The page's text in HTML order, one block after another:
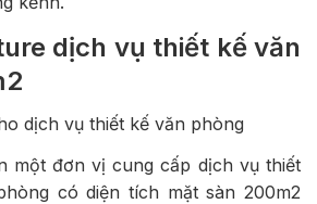
dịch vụ thiết kế văn
dịch vụ thiết kế văn phòng
một đơn vị cung cấp dịch vụ thiết
có diện tích mặt sàn 200m2